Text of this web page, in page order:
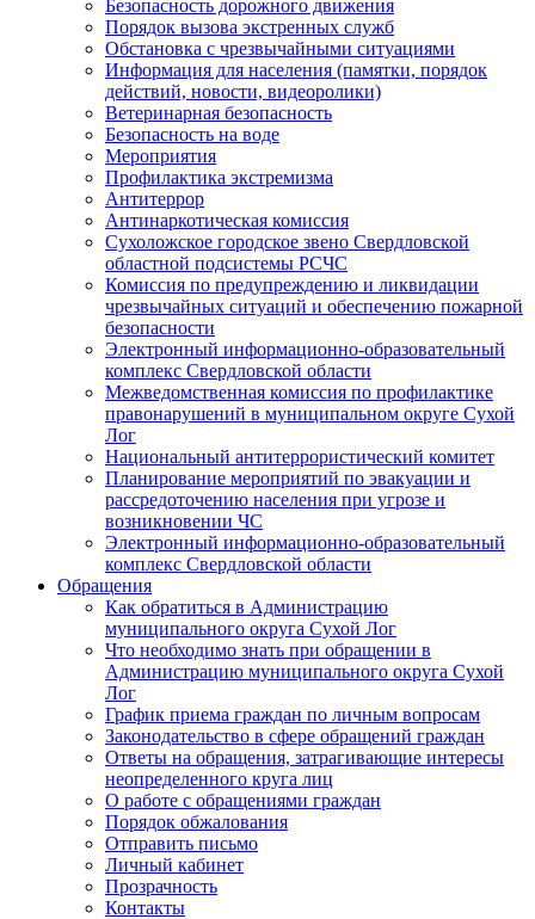
Безопасность дорожного движения
Порядок вызова экстренных служб
Обстановка с чрезвычайными ситуациями
Информация для населения (памятки, порядок
действий, новости, видеоролики)
Ветеринарная безопасность
Безопасность на воде
Мероприятия
Профилактика экстремизма
Антитеррор
Антинаркотическая комиссия
Сухоложское городское звено Свердловской
областной подсистемы РСЧС
Комиссия по предупреждению и ликвидации
чрезвычайных ситуаций и обеспечению пожарной
безопасности
Электронный информационно-образовательный
комплекс Cвердловской области
Межведомственная комиссия по профилактике
правонарушений в муниципальном округе Сухой
Лог
Национальный антитеррористический комитет
Планирование мероприятий по эвакуации и
рассредоточению населения при угрозе и
возникновении ЧС
Электронный информационно-образовательный
комплекс Свердловской области
Обращения
Как обратиться в Администрацию
муниципального округа Сухой Лог
Что необходимо знать при обращении в
Администрацию муниципального округа Сухой
Лог
График приема граждан по личным вопросам
Законодательство в сфере обращений граждан
Ответы на обращения, затрагивающие интересы
неопределенного круга лиц
О работе с обращениями граждан
Порядок обжалования
Отправить письмо
Личный кабинет
Прозрачность
Контакты